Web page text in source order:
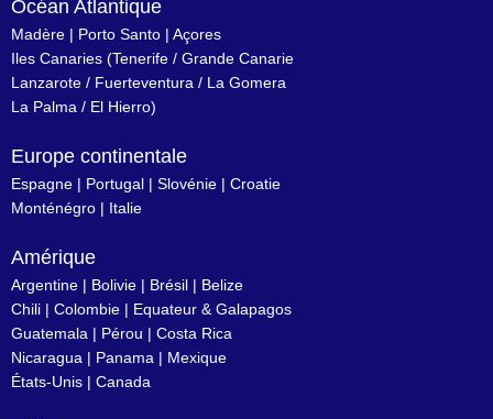
Océan Atlantique
Madère | Porto Santo | Açores
Iles Canaries (Tenerife / Grande Canarie
Lanzarote / Fuerteventura / La Gomera
La Palma / El Hierro)
Europe continentale
Espagne | Portugal | Slovénie | Croatie
Monténégro | Italie
Amérique
Argentine | Bolivie | Brésil | Belize
Chili | Colombie | Equateur & Galapagos
Guatemala | Pérou | Costa Rica
Nicaragua | Panama | Mexique
États-Unis | Canada